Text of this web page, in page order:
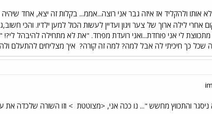
אותו ולהקליד אז איזה גבר אני רוצה...אממ... בקלות זה יצא, אחד
אחרי לילה ארוך של צער ויגון ועדיין לעשות הכול למען ילדיו. והכי
לי אני פוחדת...ואני רועדת מפחד. "את לא מתחילה להיבהל
שכל כך חיכיתי לה אבל למה? למה זה קורה? איך מצליחים להתעלם
והתכווץ מחשש "... נו ככה אני, <מצוטטת > וזו השורה שלכדה את